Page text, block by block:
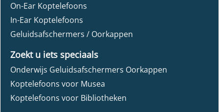
On-Ear Koptelefoons
In-Ear Koptelefoons
Geluidsafschermers / Oorkappen
Zoekt u iets speciaals
Onderwijs Geluidsafschermers Oorkappen
Koptelefoons voor Musea
Koptelefoons voor Bibliotheken